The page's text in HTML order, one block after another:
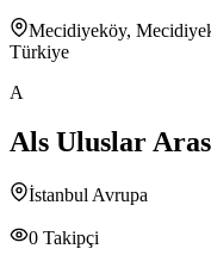
Mecidiyeköy,
Türkiye
A
Als Uluslar
İstanbul Avrupa
0 Takipçi